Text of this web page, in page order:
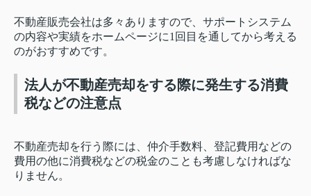
不動産販売会社は多々ありますので、サポートシステム
の内容や実績をホームページに1回目を通してから考える
のがおすすめです。
法人が不動産売却をする際に発生する消費
税などの注意点
不動産売却を行う際には、仲介手数料、登記費用などの
費用の他に消費税などの税金のことも考慮しなければな
りません。